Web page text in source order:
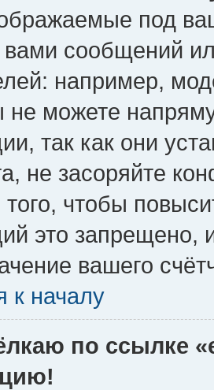
под
вами сообщений
например,
можете
так как они
не засоряйте
того, чтобы
это запрещено,
вашего
к началу
по ссылке